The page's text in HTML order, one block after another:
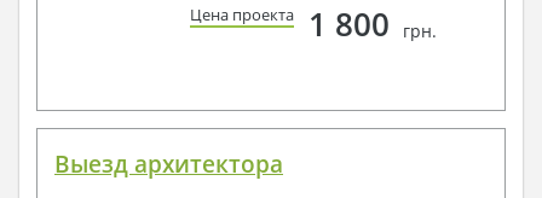
Цена проекта 1 800 грн.
Выезд архитектора